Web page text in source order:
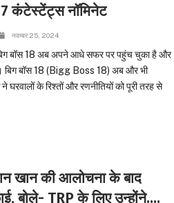
7 कंटेस्टेंट्स नॉमिनेट
नवम्बर 25, 2024
बॉस 18 अब अपने आधे सफर पर पहुंच चुका है और
बिग बॉस 18 (Bigg Boss 18) अब और भी
घरवालों के रिश्तों और रणनीतियों को पूरी तरह से
खान की आलोचना के बाद
बोले- TRP के लिए उन्होंने….